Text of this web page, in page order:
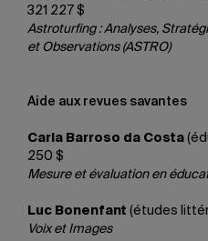
321 227 $
Astroturfing : Analyses,
et Observations (ASTRO)
Aide aux revues savantes
Carla Barroso da Costa
250 $
Mesure et évaluation en
Luc Bonenfant (études
Voix et Images